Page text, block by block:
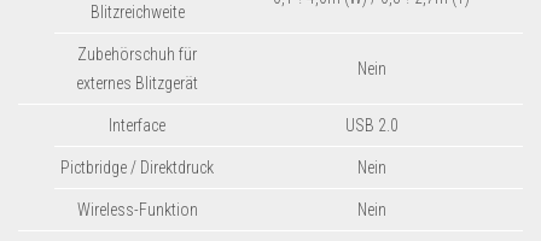
Blitzreichweite
Zubehörschuh für
externes Blitzgerät
Nein
Interface USB 2.0
Pictbridge / Direktdruck Nein
Wireless-Funktion Nein